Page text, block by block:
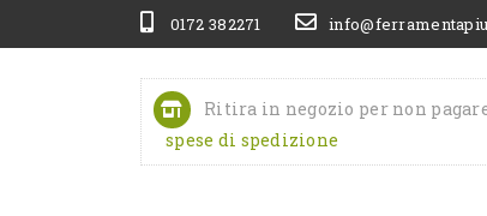
0172 382271
Ritira in negozio per non
spese di spedizione